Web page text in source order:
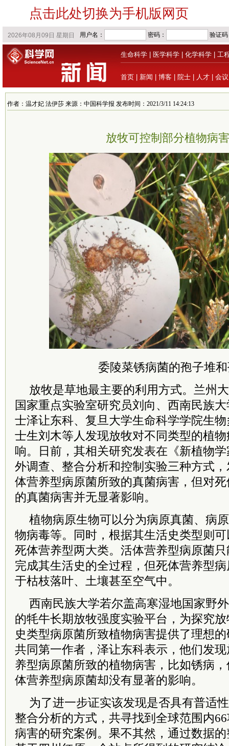
点击此处切换为手机版网页
生命科学 医学科学 化学科学 工
首页 新闻 博客 院士 人才 会议
作者：温才妃 法伊莎 来源：中国科学报 发布时间：2021/3/11 14:24:13
放牧可控制部分植物病
委陵菜锈病菌的孢子堆
放牧是草地最主要的利用方式。兰州
国家重点实验室研究员刘向、西南民族
士泽让东科、复旦大学生命科学学院生
士生刘木等人发现放牧对不同类型的植
响。日前，其相关研究发表在《新植物
外调查、整合分析和控制实验三种方式
体营养型病原菌所致的真菌病害，但对
的真菌病害并无显著影响。
植物病原生物可以分为病原真菌、病
物病毒等。同时，根据其生活史类型则
死体营养型两大类。活体营养型病原菌
完成其生活史的全过程，但死体营养型
于枯枝落叶、土壤甚至空气中。
西南民族大学若尔盖高寒湿地国家野
的牦牛长期放牧强度实验平台，为探究
史类型病原菌所致植物病害提供了理想
共同第一作者，泽让东科表示，他们发
养型病原菌所致的植物病害，比如锈病
体营养型病原菌却没有显著的影响。
为了进一步证实该发现是否具有普适
整合分析的方式，共寻找到全球范围内
病害的研究案例。果不其然，通过数据